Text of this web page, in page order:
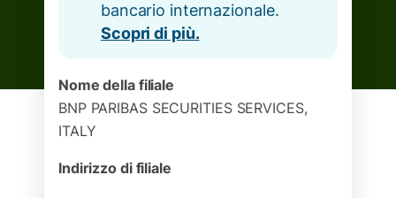
bancario internazionale.
Scopri di più.
Nome della filiale
BNP PARIBAS SECURITIES SERVICES,
ITALY
Indirizzo di filiale